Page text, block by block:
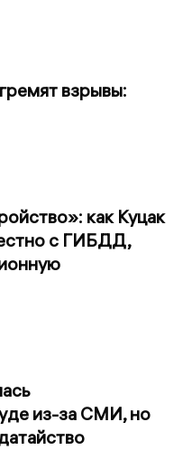
взрывы:
как Куцак
с ГИБДД,
из-за СМИ, но